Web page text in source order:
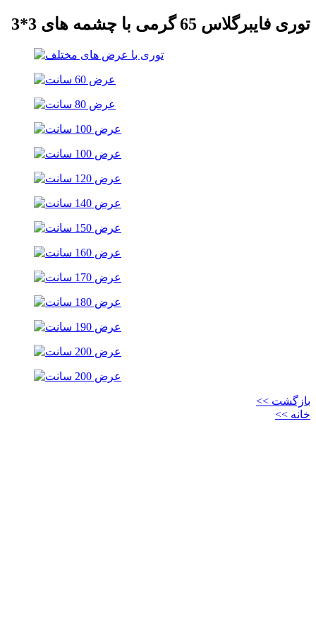
توری فایبرگلاس 65 گرمی با چشمه های 3*3
بازگشت >>
خانه >>